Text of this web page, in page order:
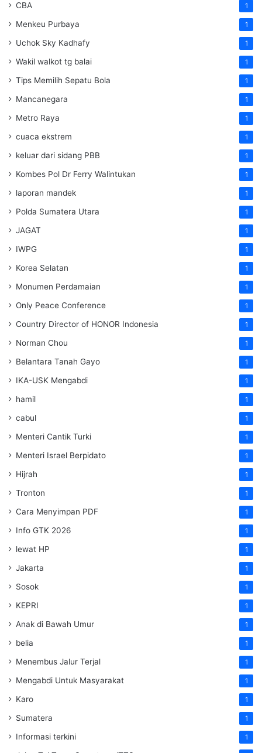
CBA 1
Menkeu Purbaya 1
Uchok Sky Kadhafy 1
Wakil walkot tg balai 1
Tips Memilih Sepatu Bola 1
Mancanegara 1
Metro Raya 1
cuaca ekstrem 1
keluar dari sidang PBB 1
Kombes Pol Dr Ferry Walintukan 1
laporan mandek 1
Polda Sumatera Utara 1
JAGAT 1
IWPG 1
Korea Selatan 1
Monumen Perdamaian 1
Only Peace Conference 1
Country Director of HONOR Indonesia 1
Norman Chou 1
Belantara Tanah Gayo 1
IKA-USK Mengabdi 1
hamil 1
cabul 1
Menteri Cantik Turki 1
Menteri Israel Berpidato 1
Hijrah 1
Tronton 1
Cara Menyimpan PDF 1
Info GTK 2026 1
lewat HP 1
Jakarta 1
Sosok 1
KEPRI 1
Anak di Bawah Umur 1
belia 1
Menembus Jalur Terjal 1
Mengabdi Untuk Masyarakat 1
Karo 1
Sumatera 1
Informasi terkini 1